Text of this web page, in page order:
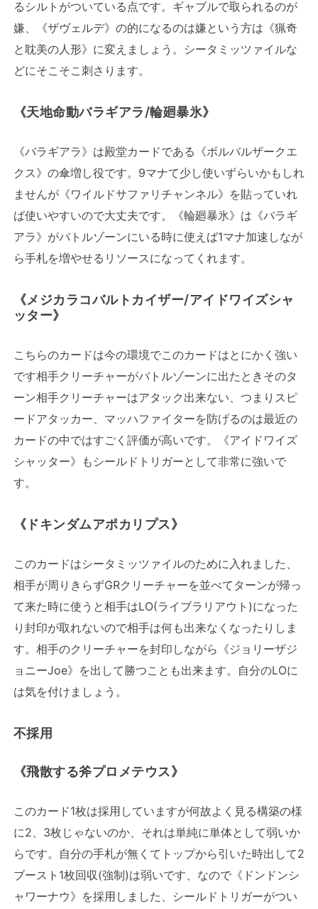
るシルトがついている点です。ギャブルで取られるのが
嫌、《ザヴェルデ》の的になるのは嫌という方は《猟奇
と耽美の人形》に変えましょう。シータミッツァイルな
どにそこそこ刺さります。
《天地命動バラギアラ/輪廻暴氷》
《バラギアラ》は殿堂カードである《ボルバルザークエ
クス》の傘増し役です。9マナて少し使いずらいかもしれ
ませんが《ワイルドサファリチャンネル》を貼っていれ
ば使いやすいので大丈夫です。《輪廻暴氷》は《バラギ
アラ》がバトルゾーンにいる時に使えば1マナ加速しなが
ら手札を増やせるリソースになってくれます。
《メジカラコバルトカイザー/アイドワイズシャ
ッター》
こちらのカードは今の環境でこのカードはとにかく強い
です相手クリーチャーがバトルゾーンに出たときそのタ
ーン相手クリーチャーはアタック出来ない、つまりスピ
ードアタッカー、マッハファイターを防げるのは最近の
カードの中ではすごく評価が高いです。《アイドワイズ
シャッター》もシールドトリガーとして非常に強いで
す。
《ドキンダムアポカリプス》
このカードはシータミッツァイルのために入れました、
相手が周りきらずGRクリーチャーを並べてターンが帰っ
て来た時に使うと相手はLO(ライブラリアウト)になった
り封印が取れないので相手は何も出来なくなったりしま
す。相手のクリーチャーを封印しながら《ジョリーザジ
ョニーJoe》を出して勝つことも出来ます。自分のLOに
は気を付けましょう。
不採用
《飛散する斧プロメテウス》
このカード1枚は採用していますが何故よく見る構築の様
に2、3枚じゃないのか、それは単純に単体として弱いか
らです。自分の手札が無くてトップから引いた時出して2
ブースト1枚回収(強制)は弱いです、なので《ドンドンシ
ャワーナウ》を採用しました、シールドトリガーがつい